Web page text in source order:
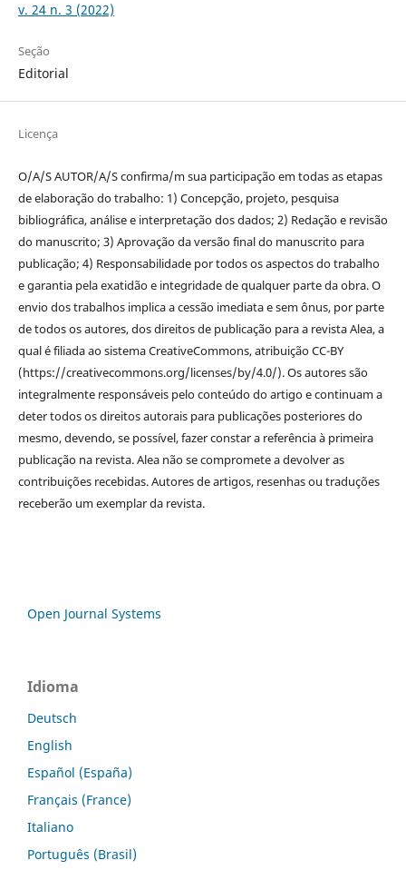
v. 24 n. 3 (2022)
Seção
Editorial
Licença
O/A/S AUTOR/A/S confirma/m sua participação em todas as etapas
de elaboração do trabalho: 1) Concepção, projeto, pesquisa
bibliográfica, análise e interpretação dos dados; 2) Redação e revisão
do manuscrito; 3) Aprovação da versão final do manuscrito para
publicação; 4) Responsabilidade por todos os aspectos do trabalho
e garantia pela exatidão e integridade de qualquer parte da obra. O
envio dos trabalhos implica a cessão imediata e sem ônus, por parte
de todos os autores, dos direitos de publicação para a revista Alea, a
qual é filiada ao sistema CreativeCommons, atribuição CC-BY
(https://creativecommons.org/licenses/by/4.0/). Os autores são
integralmente responsáveis pelo conteúdo do artigo e continuam a
deter todos os direitos autorais para publicações posteriores do
mesmo, devendo, se possível, fazer constar a referência à primeira
publicação na revista. Alea não se compromete a devolver as
contribuições recebidas. Autores de artigos, resenhas ou traduções
receberão um exemplar da revista.
Open Journal Systems
Idioma
Deutsch
English
Español (España)
Français (France)
Italiano
Português (Brasil)